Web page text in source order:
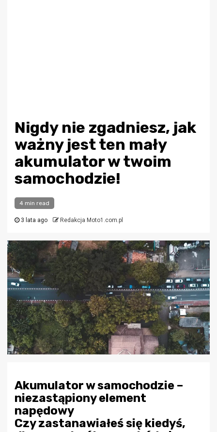
Nigdy nie zgadniesz, jak
ważny jest ten mały
akumulator w twoim
samochodzie!
4 min read
3 lata ago Redakcja Moto1.com.pl
Akumulator w samochodzie –
niezastąpiony element
napędowy
Czy zastanawiałeś się kiedyś,